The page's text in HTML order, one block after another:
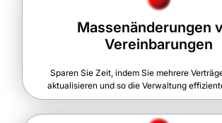
Massenänderungen
Vereinbarungen
Sparen Sie Zeit, indem Sie mehrere
aktualisieren und so die Verwaltung